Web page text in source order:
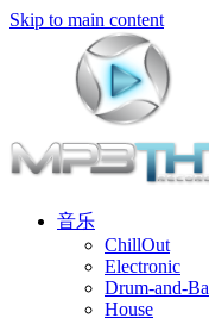
Skip to main content
音乐
ChillOut
Electronic
Drum-and-
House